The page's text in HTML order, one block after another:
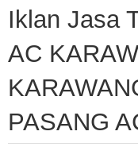
Iklan Jasa
AC
PASANG